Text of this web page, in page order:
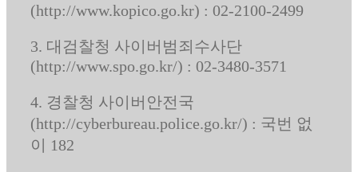
(http://www.kopico.go.kr) : 02-2100-2499
3. 대검찰청 사이버범죄수사단
(http://www.spo.go.kr/) : 02-3480-3571
4. 경찰청 사이버안전국
(http://cyberbureau.police.go.kr/) : 국번 없
이 182